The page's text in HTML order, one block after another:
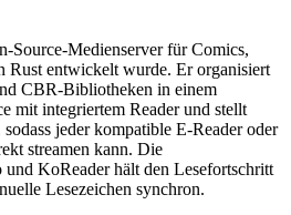
Source-Medienserver für Comics,
Rust entwickelt wurde. Er organisiert
CBR-Bibliotheken in einem
mit integriertem Reader und stellt
jeder kompatible E-Reader oder
streamen kann. Die
KoReader hält den Lesefortschritt
Lesezeichen synchron.